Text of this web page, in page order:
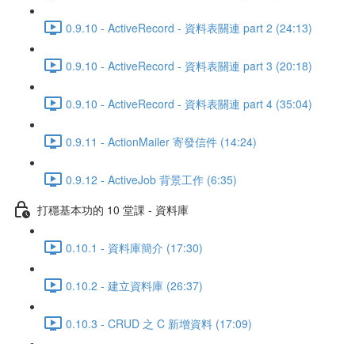
0.9.10 - ActiveRecord - 資料表關連 part 2 (24:13)
0.9.10 - ActiveRecord - 資料表關連 part 3 (20:18)
0.9.10 - ActiveRecord - 資料表關連 part 4 (35:04)
0.9.11 - ActionMailer 寄發信件 (14:24)
0.9.12 - ActiveJob 背景工作 (6:35)
打穩基本功的 10 堂課 - 資料庫
0.10.1 - 資料庫簡介 (17:30)
0.10.2 - 建立資料庫 (26:37)
0.10.3 - CRUD 之 C 新增資料 (17:09)